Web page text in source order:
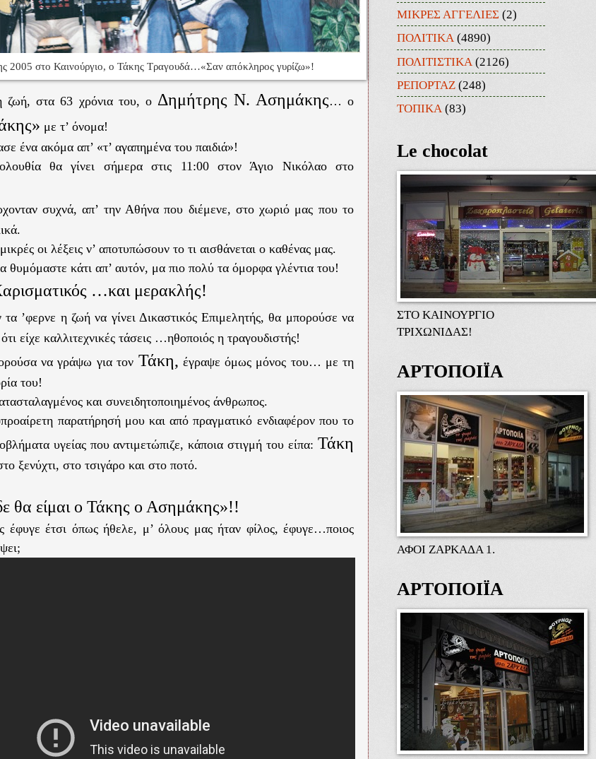
2005 στο Καινούργιο, ο Τάκης Τραγουδά…«Σαν απόκληρος γυρίζω»!
ζωή, στα 63 χρόνια του, ο Δημήτρης Ν. Ασημάκης… ο
με τ’ όνομα!
ένα ακόμα απ’ «τ’ αγαπημένα του παιδιά»!
θα γίνει σήμερα στις 11:00 στον Άγιο Νικόλαο στο
συχνά, απ’ την Αθήνα που διέμενε, στο χωριό μας που το
οι λέξεις ν’ αποτυπώσουν το τι αισθάνεται ο καθένας μας.
θυμόμαστε κάτι απ’ αυτόν, μα πιο πολύ τα όμορφα γλέντια του!
…και μερακλής!
τα ’φερνε η ζωή να γίνει Δικαστικός Επιμελητής, θα μπορούσε να
είχε καλλιτεχνικές τάσεις …ηθοποιός η τραγουδιστής!
να γράψω για τονΤάκη, έγραψε όμως μόνος του… με τη
του!
και συνειδητοποιημένος άνθρωπος.
παρατήρησή μου και από πραγματικό ενδιαφέρον που το
υγείας που αντιμετώπιζε, κάποια στιγμή του είπα: Τάκη
ξενύχτι, στο τσιγάρο και στο ποτό.
θα είμαι ο Τάκης ο Ασημάκης»!!
έφυγε έτσι όπως ήθελε, μ’ όλους μας ήταν φίλος, έφυγε…ποιος
ΜΙΚΡΕΣ ΑΓΓΕΛΙΕΣ (2)
ΠΟΛΙΤΙΚΑ (4890)
ΠΟΛΙΤΙΣΤΙΚΑ (2126)
ΡΕΠΟΡΤΑΖ (248)
ΤΟΠΙΚΑ (83)
Le chocolat
ΣΤΟ ΚΑΙΝΟΥΡΓΙΟ
ΤΡΙΧΩΝΙΔΑΣ!
ΑΡΤΟΠΟΙΪΑ
ΑΦΟΙ ΖΑΡΚΑΔΑ 1.
ΑΡΤΟΠΟΙΪΑ